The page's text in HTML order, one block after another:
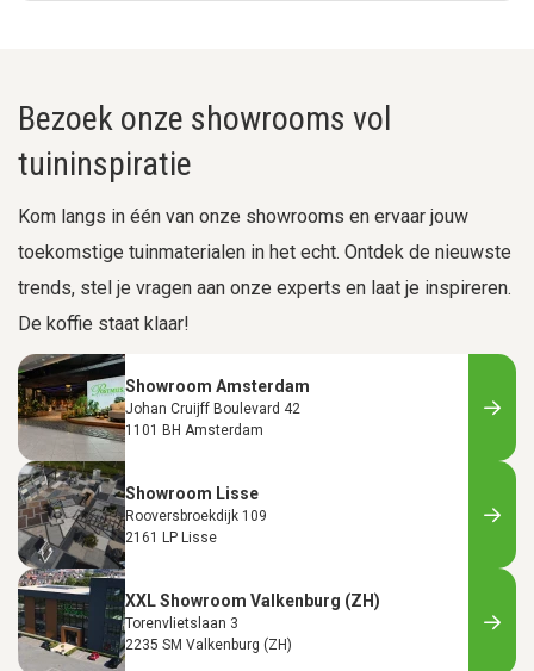
Bezoek onze showrooms vol
tuininspiratie
Kom langs in één van onze showrooms en ervaar jouw
toekomstige tuinmaterialen in het echt. Ontdek de nieuwste
trends, stel je vragen aan onze experts en laat je inspireren.
De koffie staat klaar!
Showroom Amsterdam
Johan Cruijff Boulevard 42
1101 BH Amsterdam
Showroom Lisse
Rooversbroekdijk 109
2161 LP Lisse
XXL Showroom Valkenburg (ZH)
Torenvlietslaan 3
2235 SM Valkenburg (ZH)